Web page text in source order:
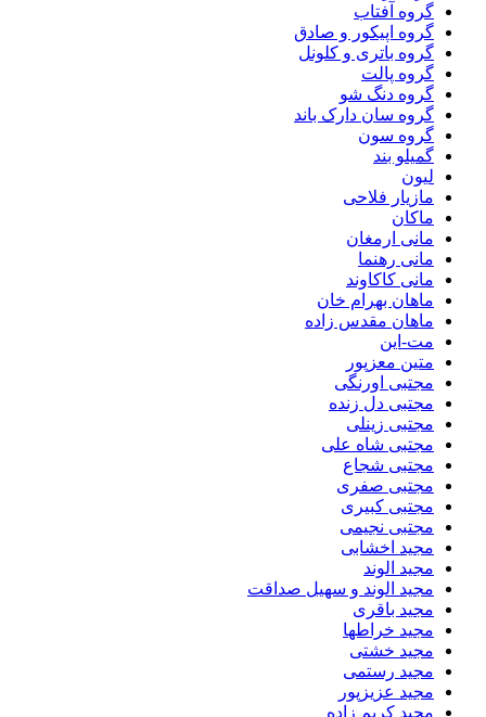
گروه آفتاب
گروه اپیکور و صادق
گروه باتری و کلونل
گروه پالت
گروه دنگ شو
گروه سان دارک باند
گروه سون
گمیلو بند
لیون
مازیار فلاحی
ماکان
مانی ارمغان
مانی رهنما
مانی کاکاوند
ماهان بهرام خان
ماهان مقدس زاده
مت-این
متین معزپور
مجتبی اورنگی
مجتبی دل زنده
مجتبی زینلی
مجتبی شاه علی
مجتبی شجاع
مجتبی صفری
مجتبی کبیری
مجتبی نجیمی
مجید اخشابی
مجید الوند‎
مجید الوند و سهیل صداقت
مجید باقری
مجید خراطها
مجید خشتی
مجید رستمی
مجید عزیزپور
مجید کریم زاده